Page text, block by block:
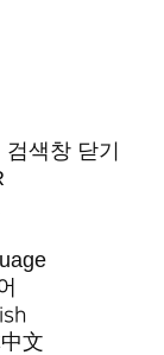
검색창 닫기
文